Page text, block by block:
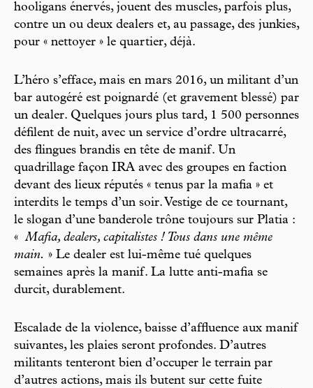
hooligans énervés, jouent des muscles, parfois plus,
contre un ou deux dealers et, au passage, des junkies,
pour « nettoyer » le quartier, déjà.
L’héro s’efface, mais en mars 2016, un militant d’un
bar autogéré est poignardé (et gravement blessé) par
un dealer. Quelques jours plus tard, 1 500 personnes
défilent de nuit, avec un service d’ordre ultracarré,
des flingues brandis en tête de manif. Un
quadrillage façon IRA avec des groupes en faction
devant des lieux réputés « tenus par la mafia » et
interdits le temps d’un soir. Vestige de ce tournant,
le slogan d’une banderole trône toujours sur Platia :
« Mafia, dealers, capitalistes ! Tous dans une même
main. » Le dealer est lui-même tué quelques
semaines après la manif. La lutte anti-mafia se
durcit, durablement.
Escalade de la violence, baisse d’affluence aux manif
suivantes, les plaies seront profondes. D’autres
militants tenteront bien d’occuper le terrain par
d’autres actions, mais ils butent sur cette fuite